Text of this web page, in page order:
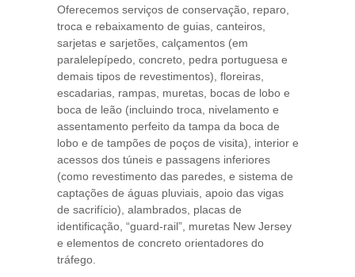
Oferecemos serviços de conservação, reparo,
troca e rebaixamento de guias, canteiros,
sarjetas e sarjetões, calçamentos (em
paralelepípedo, concreto, pedra portuguesa e
demais tipos de revestimentos), floreiras,
escadarias, rampas, muretas, bocas de lobo e
boca de leão (incluindo troca, nivelamento e
assentamento perfeito da tampa da boca de
lobo e de tampões de poços de visita), interior e
acessos dos túneis e passagens inferiores
(como revestimento das paredes, e sistema de
captações de águas pluviais, apoio das vigas
de sacrifício), alambrados, placas de
identificação, “guard-rail”, muretas New Jersey
e elementos de concreto orientadores do
tráfego.